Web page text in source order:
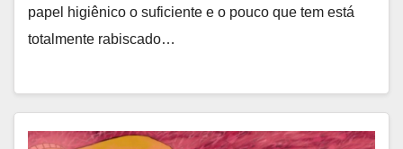
papel higiênico o suficiente e o pouco que tem está
totalmente rabiscado…